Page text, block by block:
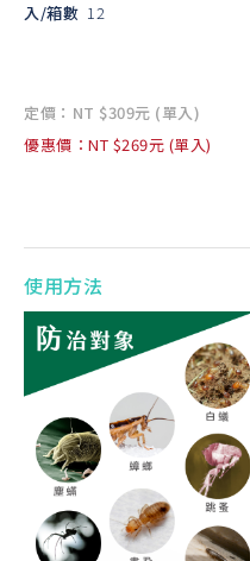
入/箱數 12
定價：NT $309元 (單入)
優惠價：NT $269元 (單入)
使用方法